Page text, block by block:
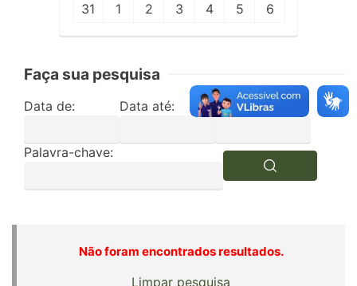
31
1 2 3 4 5 6
Faça sua pesquisa
Data de: Data até: Edição:
Palavra-chave:
Não foram encontrados resultados.
Limpar pesquisa